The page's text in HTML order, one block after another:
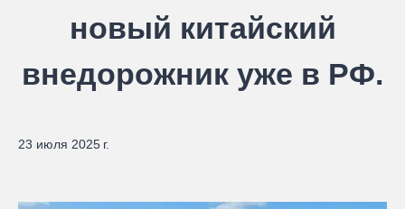
новый китайский
внедорожник уже в РФ.
23 июля 2025 г.